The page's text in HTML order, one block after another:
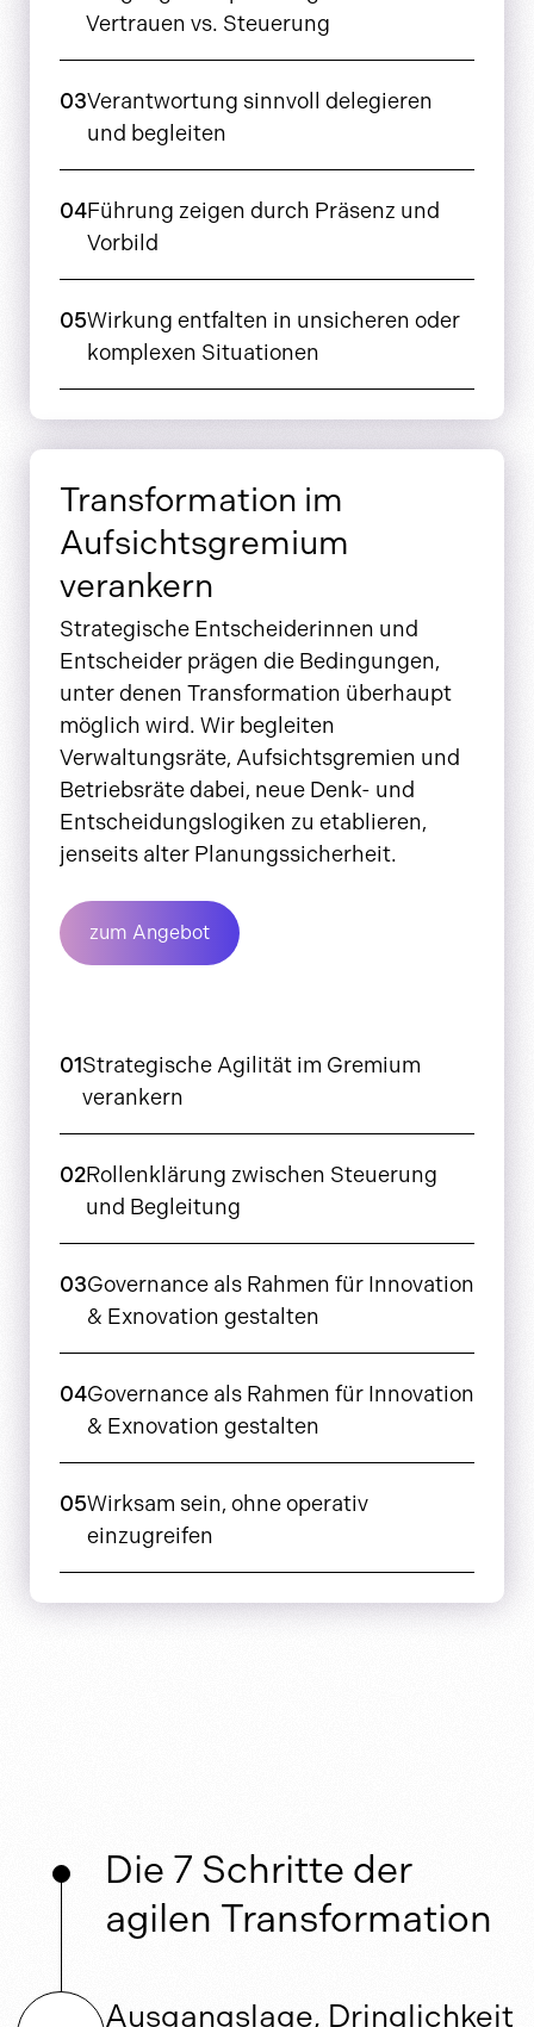
Vertrauen vs. Steuerung
03Verantwortung sinnvoll delegieren
und begleiten
04Führung zeigen durch Präsenz und
Vorbild
05Wirkung entfalten in unsicheren oder
komplexen Situationen
Transformation im
Aufsichtsgremium
verankern
Strategische Entscheiderinnen und
Entscheider prägen die Bedingungen,
unter denen Transformation überhaupt
möglich wird. Wir begleiten
Verwaltungsräte, Aufsichtsgremien und
Betriebsräte dabei, neue Denk- und
Entscheidungslogiken zu etablieren,
jenseits alter Planungssicherheit.
zum Angebot
01Strategische Agilität im Gremium
verankern
02Rollenklärung zwischen Steuerung
und Begleitung
03Governance als Rahmen für Innovation
& Exnovation gestalten
04Governance als Rahmen für Innovation
& Exnovation gestalten
05Wirksam sein, ohne operativ
einzugreifen
Die 7 Schritte der
agilen Transformation
Ausgangslage, Dringlichkeit